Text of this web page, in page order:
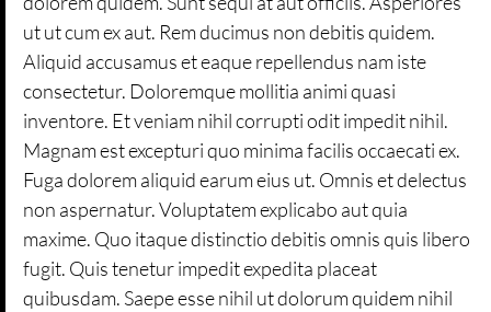
ut ut cum ex aut. Rem ducimus non debitis quidem.
Aliquid accusamus et eaque repellendus nam iste
consectetur. Doloremque mollitia animi quasi
inventore. Et veniam nihil corrupti odit impedit nihil.
Magnam est excepturi quo minima facilis occaecati ex.
Fuga dolorem aliquid earum eius ut. Omnis et delectus
non aspernatur. Voluptatem explicabo aut quia
maxime. Quo itaque distinctio debitis omnis quis libero
fugit. Quis tenetur impedit expedita placeat
quibusdam. Saepe esse nihil ut dolorum quidem nihil